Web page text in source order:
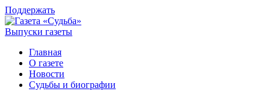
Поддержать
Выпуски газеты
Главная
О газете
Новости
Судьбы и биографии